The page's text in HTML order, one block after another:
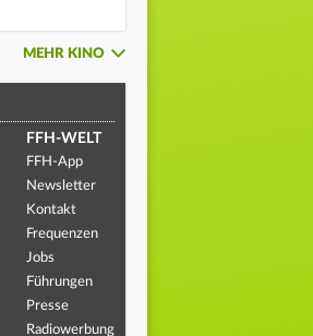
MEHR KINO
FFH-WELT
FFH-App
Newsletter
Kontakt
Frequenzen
Jobs
Führungen
Presse
Radiowerbung